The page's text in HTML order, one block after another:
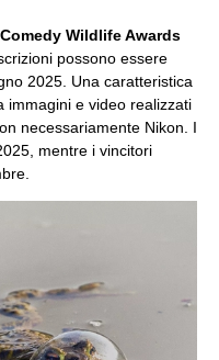
Wildlife Awards
possono essere
2025. Una caratteristica
immagini e video realizzati
necessariamente Nikon. I
mentre i vincitori